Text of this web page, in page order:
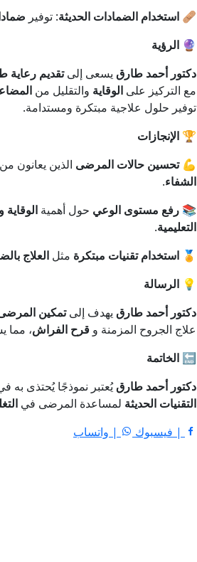
🩹 استخدام الضمادات الحديثة: توفير
🔮 الرؤية
دكتور أحمد طارق يسعى إلىتقديم رعاية
مع التركيز على الوقاية والتقليل من
توفير حلول علاجية مبتكرة ومستدامة.
🏆 الإنجازات
💪 تحسين حالات المرضى الذين يعانون من
الشفاء.
📚 رفع مستوى الوعي حول أهمية الوقاية
التعليمية.
🏅 استخدام تقنيات مبتكرة مثل العلاج
💡 الرسالة
دكتور أحمد طارق يهدف إلىتمكين
علاج الجروح المزمنة و قرح الفراش، مما
🔚 الخاتمة
دكتور أحمد طارقيُعتبر نموذجًا يُحتذى به
التقنيات الحديثة لمساعدة المرضى في
| فيسبوك
| واتساب